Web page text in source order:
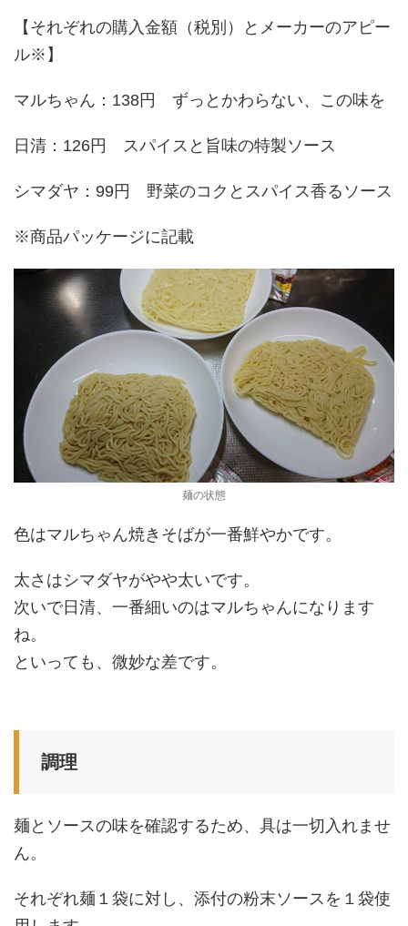
【それぞれの購入金額（税別）とメーカーのアピー
ル※】
マルちゃん：138円 ずっとかわらない、この味を
日清：126円 スパイスと旨味の特製ソース
シマダヤ：99円 野菜のコクとスパイス香るソース
※商品パッケージに記載
麺の状態
色はマルちゃん焼きそばが一番鮮やかです。
太さはシマダヤがやや太いです。
次いで日清、一番細いのはマルちゃんになります
ね。
といっても、微妙な差です。
調理
麺とソースの味を確認するため、具は一切入れませ
ん。
それぞれ麺１袋に対し、添付の粉末ソースを１袋使